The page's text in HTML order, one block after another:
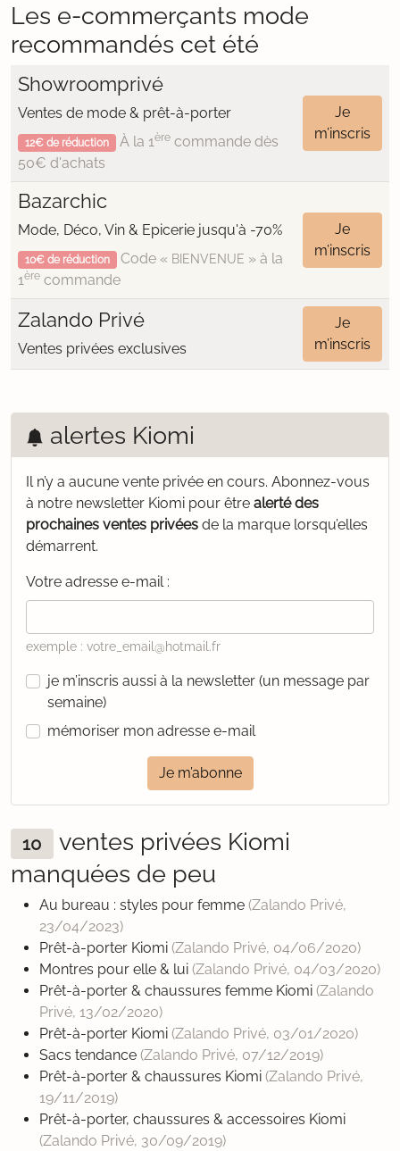
Les e-commerçants mode
recommandés cet été
Showroomprivé
Ventes de mode & prêt-à-porter
12€ de réduction À la 1èrecommande dès
50€ d'achats
Je
m’inscris
Bazarchic
Mode, Déco, Vin & Epicerie jusqu'à -70%
10€ de réduction Code « BIENVENUE » à la
1ère commande
Je
m’inscris
Zalando Privé
Ventes privées exclusives
Je
m’inscris
alertes Kiomi
Il n’y a aucune vente privée en cours. Abonnez-vous
à notre newsletter Kiomi pour être alerté des
prochaines ventes privées de la marque lorsqu’elles
démarrent.
Votre adresse e-mail :
exemple : votre_email@hotmail.fr
je m’inscris aussi à la newsletter (un message par
semaine)
mémoriser mon adresse e-mail
Je m’abonne
10
ventes privées Kiomi
manquées de peu
Au bureau : styles pour femme (Zalando Privé,
23/04/2023)
Prêt-à-porter Kiomi (Zalando Privé, 04/06/2020)
Montres pour elle & lui (Zalando Privé, 04/03/2020)
Prêt-à-porter & chaussures femme Kiomi (Zalando
Privé, 13/02/2020)
Prêt-à-porter Kiomi (Zalando Privé, 03/01/2020)
Sacs tendance (Zalando Privé, 07/12/2019)
Prêt-à-porter & chaussures Kiomi (Zalando Privé,
19/11/2019)
Prêt-à-porter, chaussures & accessoires Kiomi
(Zalando Privé, 30/09/2019)